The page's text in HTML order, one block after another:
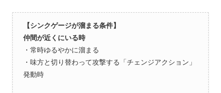
【シンクゲージが溜まる条件】
仲間が近くにいる時
・常時ゆるやかに溜まる
・味方と切り替わって攻撃する「チェンジアクション」
発動時